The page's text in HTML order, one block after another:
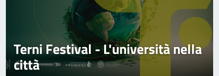
Terni Festival - L'università nella
città